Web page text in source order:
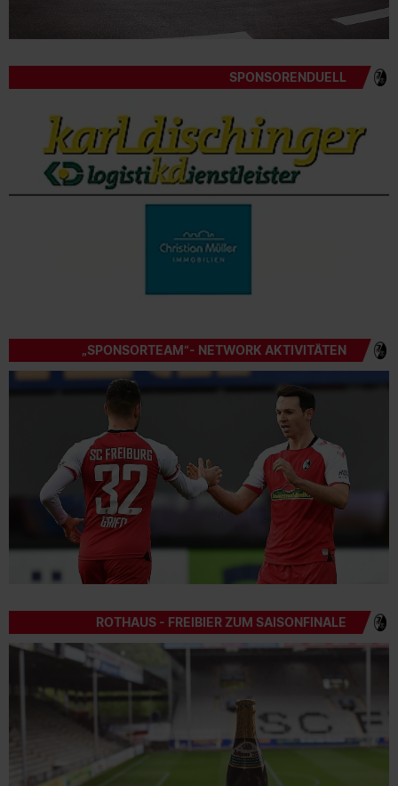
SPONSORENDUELL
„SPONSORTEAM“- NETWORK AKTIVITÄTEN
ROTHAUS - FREIBIER ZUM SAISONFINALE